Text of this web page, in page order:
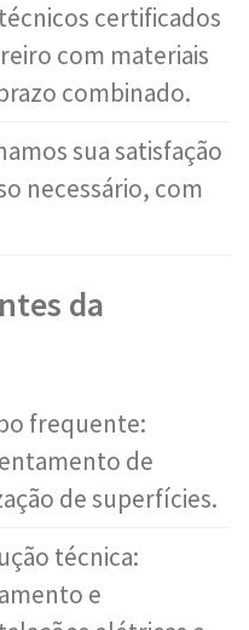
técnicos certificados
com materiais
combinado.
sua satisfação
necessário, com
da
frequente:
de
de superfícies.
técnica:
e